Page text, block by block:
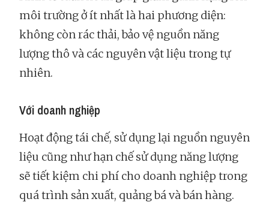
môi trường ở ít nhất là hai phương diện:
không còn rác thải, bảo vệ nguồn năng
lượng thô và các nguyên vật liệu trong tự
nhiên.
Với doanh nghiệp
Hoạt động tái chế, sử dụng lại nguồn nguyên
liệu cũng như hạn chế sử dụng năng lượng
sẽ tiết kiệm chi phí cho doanh nghiệp trong
quá trình sản xuất, quảng bá và bán hàng.